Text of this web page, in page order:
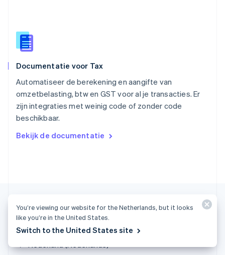
Documentatie voor Tax
Automatiseer de berekening en aangifte van
omzetbelasting, btw en GST voor al je transacties. Er
zijn integraties met weinig code of zonder code
beschikbaar.
Bekijk de documentatie
English
Spanje
Thailand
ไทยEnglish
Tsjechië
Vasteland van China
简体中文English
English
Zwitserland
Deutsch FrançaisItalianoEnglish
You’re viewing our website for the Netherlands, but it looks
like you’re in the United States.
Switch to the United States site